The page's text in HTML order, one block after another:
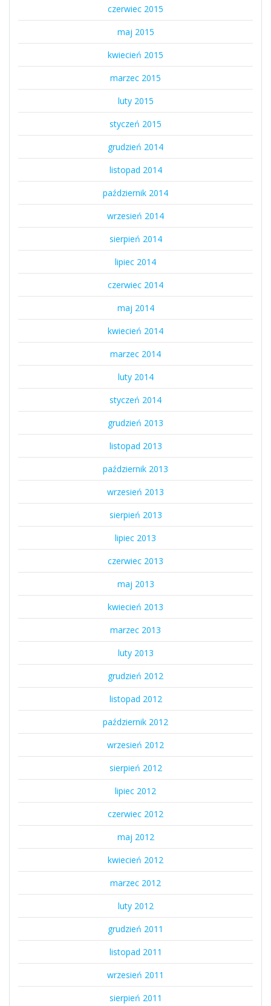
czerwiec 2015
maj 2015
kwiecień 2015
marzec 2015
luty 2015
styczeń 2015
grudzień 2014
listopad 2014
październik 2014
wrzesień 2014
sierpień 2014
lipiec 2014
czerwiec 2014
maj 2014
kwiecień 2014
marzec 2014
luty 2014
styczeń 2014
grudzień 2013
listopad 2013
październik 2013
wrzesień 2013
sierpień 2013
lipiec 2013
czerwiec 2013
maj 2013
kwiecień 2013
marzec 2013
luty 2013
grudzień 2012
listopad 2012
październik 2012
wrzesień 2012
sierpień 2012
lipiec 2012
czerwiec 2012
maj 2012
kwiecień 2012
marzec 2012
luty 2012
grudzień 2011
listopad 2011
wrzesień 2011
sierpień 2011